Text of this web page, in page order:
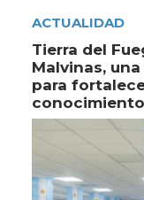
ACTUALIDAD
Tierra del
Malvinas,
para
conocimiento